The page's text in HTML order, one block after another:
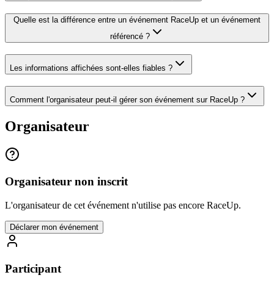
Quelle est la différence entre un événement RaceUp et un événement
référencé ?
Les informations affichées sont-elles fiables ?
Comment l'organisateur peut-il gérer son événement sur RaceUp ?
Organisateur
Organisateur non inscrit
L'organisateur de cet événement n'utilise pas encore RaceUp.
Déclarer mon événement
Participant